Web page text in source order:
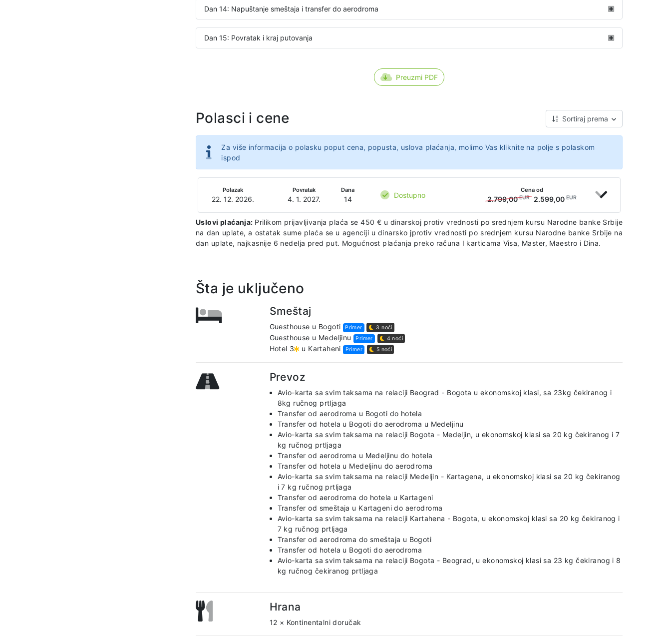
Dan 14: Napuštanje smeštaja i transfer do aerodroma
Dan 15: Povratak i kraj putovanja
Preuzmi PDF
Polasci i cene Sortiraj prema
Za više informacija o polasku poput cena, popusta, uslova plaćanja, molimo Vas kliknite na polje s polaskom
ispod
Polazak
22. 12. 2026.
Povratak
4. 1. 2027.
Dana
14 Dostupno
Cena od
2.799,00EUR 2.599,00 EUR
Uslovi plaćanja: Prilikom prijavljivanja plaća se 450 € u dinarskoj protiv vrednosti po srednjem kursu Narodne banke Srbije
na dan uplate, a ostatak sume plaća se u agenciji u dinarsko jprotiv vrednosti po srednjem kursu Narodne banke Srbije na
dan uplate, najkasnije 6 nedelja pred put. Mogućnost plaćanja preko računa I karticama Visa, Master, Maestro i Dina.
Šta je uključeno
Smeštaj
Guesthouse u Bogoti Primer 3 noći
Guesthouse u Medeljinu Primer 4 noći
Hotel 3 u Kartaheni Primer 5 noći
Prevoz
Avio-karta sa svim taksama na relaciji Beograd - Bogota u ekonomskoj klasi, sa 23kg čekiranog i
8kg ručnog prtljaga
Transfer od aerodroma u Bogoti do hotela
Transfer od hotela u Bogoti do aerodroma u Medeljinu
Avio-karta sa svim taksama na relaciji Bogota - Medeljin, u ekonomskoj klasi sa 20 kg čekiranog i 7
kg ručnog prtljaga
Transfer od aerodroma u Medeljinu do hotela
Transfer od hotela u Medeljinu do aerodroma
Avio-karta sa svim taksama na relaciji Medeljin - Kartagena, u ekonomskoj klasi sa 20 kg čekiranog
i 7 kg ručnog prtljaga
Transfer od aerodroma do hotela u Kartageni
Transfer od smeštaja u Kartageni do aerodroma
Avio-karta sa svim taksama na relaciji Kartahena - Bogota, u ekonomskoj klasi sa 20 kg čekiranog i
7 kg ručnog prtljaga
Transfer od aerodroma do smeštaja u Bogoti
Transfer od hotela u Bogoti do aerodroma
Avio-karta sa svim taksama na relaciji Bogota - Beograd, u ekonomskoj klasi sa 23 kg čekiranog i 8
kg ručnog čekiranog prtljaga
Hrana
12 × Kontinentalni doručak